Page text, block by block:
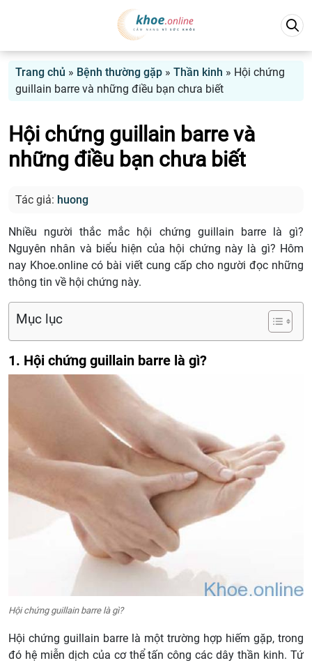
Trang chủ » Bệnh thường gặp » Thần kinh » Hội chứng
guillain barre và những điều bạn chưa biết
Hội chứng guillain barre và
những điều bạn chưa biết
Tác giả: huong
Nhiều người thắc mắc hội chứng guillain barre là gì?
Nguyên nhân và biểu hiện của hội chứng này là gì? Hôm
nay Khoe.online có bài viết cung cấp cho người đọc những
thông tin về hội chứng này.
Mục lục
1. Hội chứng guillain barre là gì?
Hội chứng guillain barre là gì?
Hội chứng guillain barre là một trường hợp hiếm gặp, trong
đó hệ miễn dịch của cơ thể tấn công các dây thần kinh. Tứ